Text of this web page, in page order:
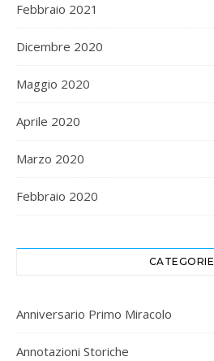
Febbraio 2021
Dicembre 2020
Maggio 2020
Aprile 2020
Marzo 2020
Febbraio 2020
CATEGORIE
Anniversario Primo Miracolo
Annotazioni Storiche